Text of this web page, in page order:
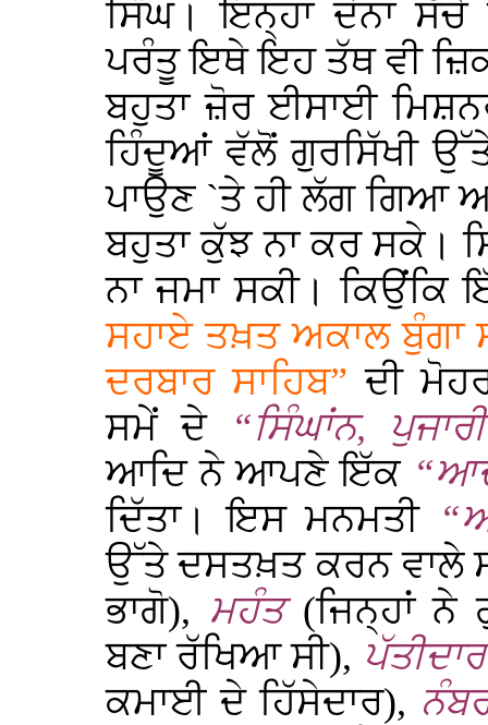
ਸਿੰਘ। ਇਨ੍ਹਾਂ ਦੋਨਾਂ ਸੱਚੇ
ਪਰੰਤੂ ਇਥੇ ਇਹ ਤੱਥ ਵੀ
ਬਹੁਤਾ ਜ਼ੋਰ ਈਸਾਈ
ਹਿੰਦੂਆਂ ਵੱਲੋਂ ਗੁਰਸਿੱਖੀ
ਪਾਉਣ `ਤੇ ਹੀ ਲੱਗ ਗਿਆ
ਬਹੁਤਾ ਕੁੱਝ ਨਾ ਕਰ ਸਕੇ।
ਨਾ ਜਮਾ ਸਕੀ। ਕਿਉਂਕਿ
ਸਹਾਏ ਤਖ਼ਤ ਅਕਾਲ ਬੁੰਗਾ
ਦਰਬਾਰ ਸਾਹਿਬ”ਦੀ
ਸਮੇਂ ਦੇ
“ਸਿੰਘਾਂਨ,
ਆਦਿ ਨੇ ਆਪਣੇ ਇੱਕ
ਦਿੱਤਾ। ਇਸ ਮਨਮਤੀ
ਉੱਤੇ ਦਸਤਖ਼ਤ ਕਰਨ ਵਾਲੇ
ਭਾਗੋ), ਮਹੰਤ(ਜਿਨ੍ਹਾਂ ਨੇ
ਬਣਾ ਰੱਖਿਆ ਸੀ), ਪੱਤੀਦਾਰ
ਕਮਾਈ ਦੇ ਹਿੱਸੇਦਾਰ),